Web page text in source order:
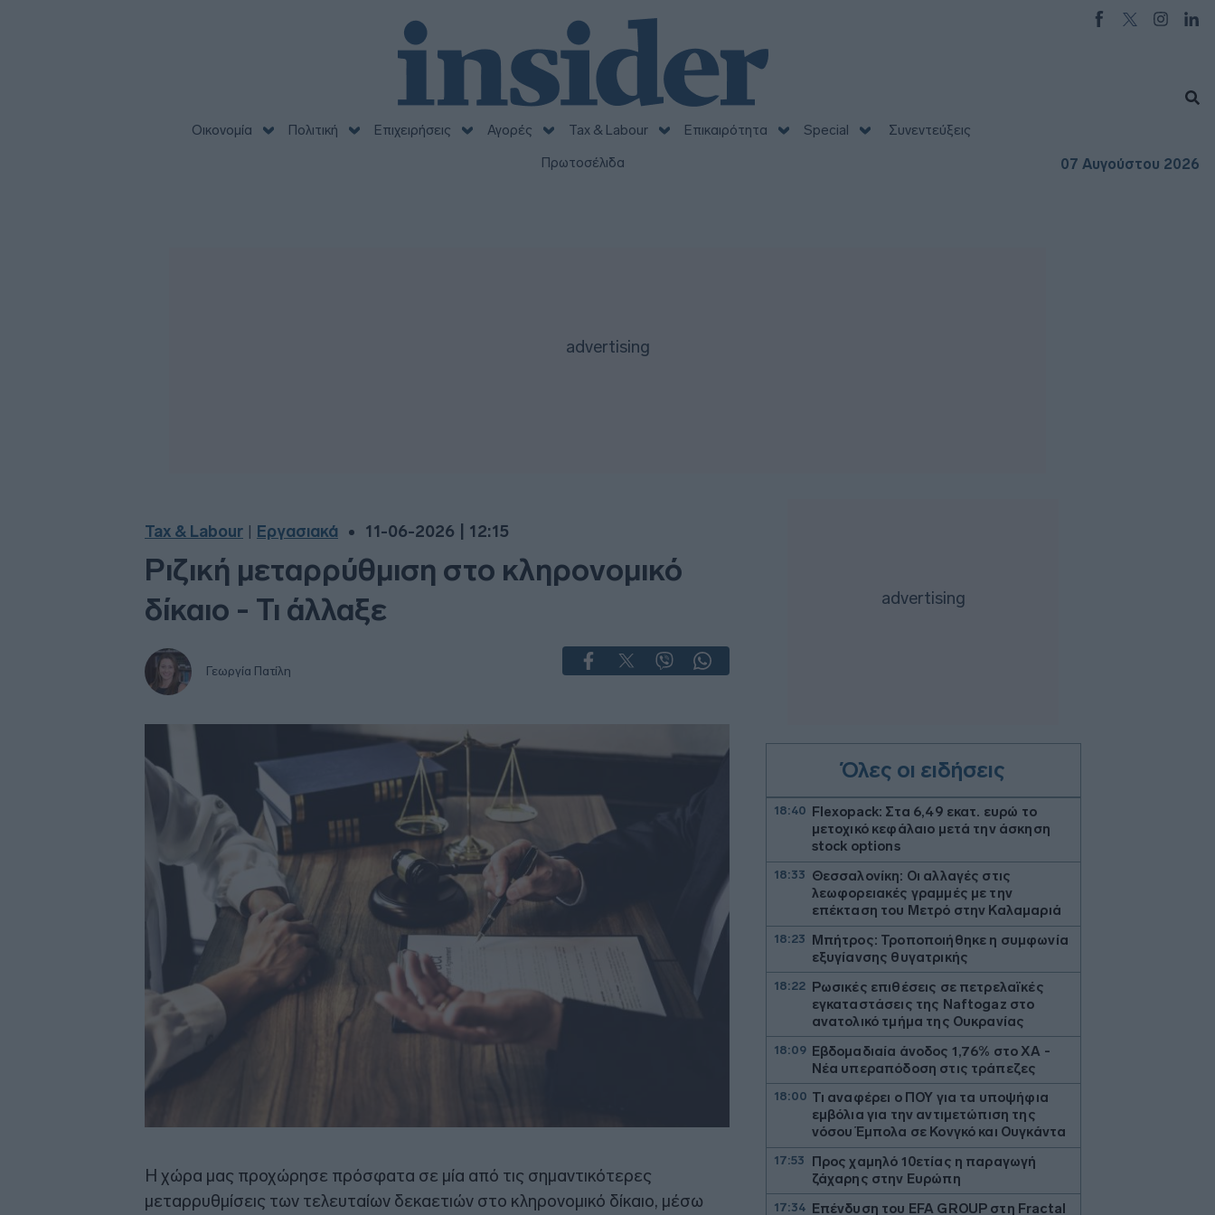
Οικονομία Πολιτική Επιχειρήσεις Αγορές Tax & Labour Επικαιρότητα Special
Συνεντεύξεις
Πρωτοσέλιδα
07 Αυγούστου 2026
Tax & Labour Εργασιακά 11-06-2026 | 12:15
Ριζική μεταρρύθμιση στο κληρονομικό
δίκαιο - Τι άλλαξε
Γεωργία Πατίλη
Η χώρα μας προχώρησε πρόσφατα σε μία από τις σημαντικότερες
μεταρρυθμίσεις των τελευταίων δεκαετιών στο κληρονομικό δίκαιο, μέσω
Όλες οι ειδήσεις
18:40
Flexopack: Στα 6,49 εκατ. ευρώ το
μετοχικό κεφάλαιο μετά την άσκηση
stock options
18:33 Θεσσαλονίκη: Οι αλλαγές στις
λεωφορειακές γραμμές με την
επέκταση του Μετρό στην Καλαμαριά
18:23 Μπήτρος: Τροποποιήθηκε η συμφωνία
εξυγίανσης θυγατρικής
18:22 Ρωσικές επιθέσεις σε πετρελαϊκές
εγκαταστάσεις της Naftogaz στο
ανατολικό τμήμα της Ουκρανίας
18:09 Εβδομαδιαία άνοδος 1,76% στο ΧΑ -
Νέα υπεραπόδοση στις τράπεζες
18:00 Τι αναφέρει ο ΠΟΥ για τα υποψήφια
εμβόλια για την αντιμετώπιση της
νόσου Έμπολα σε Κονγκό και Ουγκάντα
17:53
Προς χαμηλό 10ετίας η παραγωγή
ζάχαρης στην Ευρώπη
17:34 Επένδυση του EFA GROUP στη Fractal